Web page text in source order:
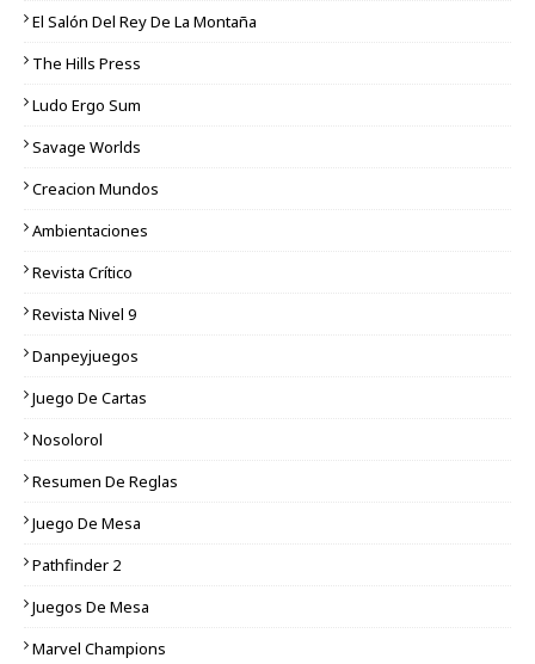
El Salón Del Rey De La Montaña
The Hills Press
Ludo Ergo Sum
Savage Worlds
Creacion Mundos
Ambientaciones
Revista Crítico
Revista Nivel 9
Danpeyjuegos
Juego De Cartas
Nosolorol
Resumen De Reglas
Juego De Mesa
Pathfinder 2
Juegos De Mesa
Marvel Champions